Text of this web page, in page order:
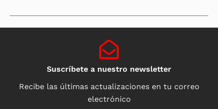
Suscríbete a nuestro newsletter
Recibe las últimas actualizaciones en tu correo
electrónico